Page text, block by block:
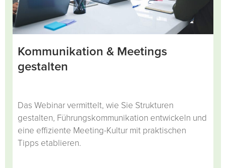
Kommunikation & Meetings
gestalten
Das Webinar vermittelt, wie Sie Strukturen
gestalten, Führungskommunikation entwickeln und
eine effiziente Meeting-Kultur mit praktischen
Tipps etablieren.